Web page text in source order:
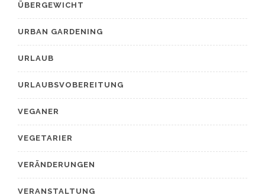
ÜBERGEWICHT
URBAN GARDENING
URLAUB
URLAUBSVOBEREITUNG
VEGANER
VEGETARIER
VERÄNDERUNGEN
VERANSTALTUNG